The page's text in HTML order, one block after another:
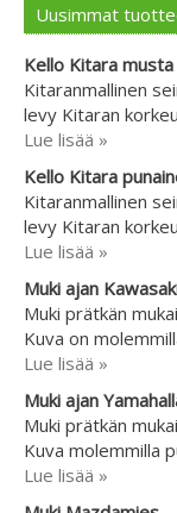
Uusimmat
Kello Kitara musta
Kitaranmallinen
levy Kitaran
Lue lisää »
Kello Kitara
Kitaranmallinen
levy Kitaran
Lue lisää »
Muki ajan
Muki prätkän
Kuva on
Lue lisää »
Muki ajan
Muki prätkän
Kuva molemmilla
Lue lisää »